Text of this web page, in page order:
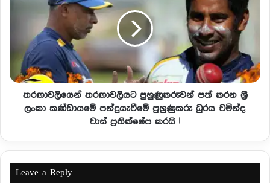
තරඟාවලියෙන් තරඟාවලියට පුහුණුකරුවන් පත් කරන ශ්‍රී
ලංකා කණ්ඩායමේ පන්දුයැවීමේ පුහුණුකරු ධුරය චමින්ද
වාස් ප්‍රතික්ෂේප කරයි !
Leave a Reply